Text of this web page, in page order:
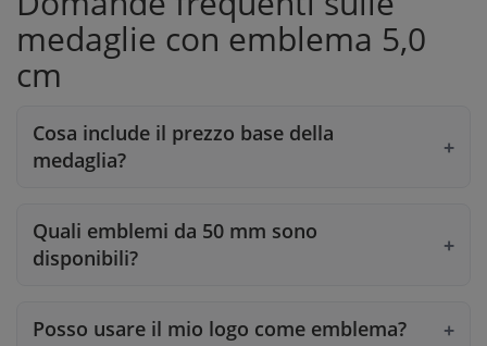
medaglie con emblema 5,0
cm
Cosa include il prezzo base della
medaglia?
Quali emblemi da 50 mm sono
disponibili?
Posso usare il mio logo come emblema?